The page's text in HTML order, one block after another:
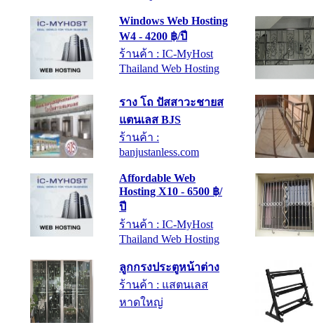
W4 - 4200 ฿/ปี
ร้านค้า : IC-MyHost
Thailand Web Hosting
แตนเลส BJS
ร้านค้า :
banjustanless.com
Affordable Web
ปี
ร้านค้า : IC-MyHost
Thailand Web Hosting
ลูกกรงประตูหน้าต่าง
ร้านค้า : แสตนเลส
หาดใหญ่